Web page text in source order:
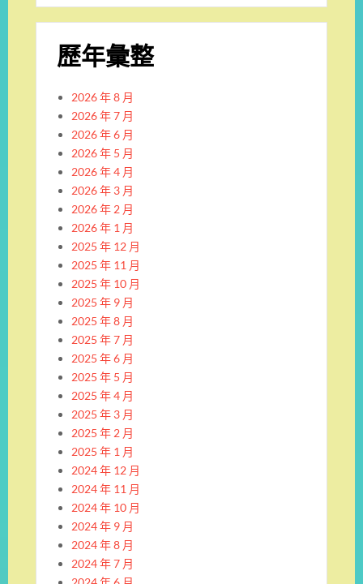
歷年彙整
2026 年 8 月
2026 年 7 月
2026 年 6 月
2026 年 5 月
2026 年 4 月
2026 年 3 月
2026 年 2 月
2026 年 1 月
2025 年 12 月
2025 年 11 月
2025 年 10 月
2025 年 9 月
2025 年 8 月
2025 年 7 月
2025 年 6 月
2025 年 5 月
2025 年 4 月
2025 年 3 月
2025 年 2 月
2025 年 1 月
2024 年 12 月
2024 年 11 月
2024 年 10 月
2024 年 9 月
2024 年 8 月
2024 年 7 月